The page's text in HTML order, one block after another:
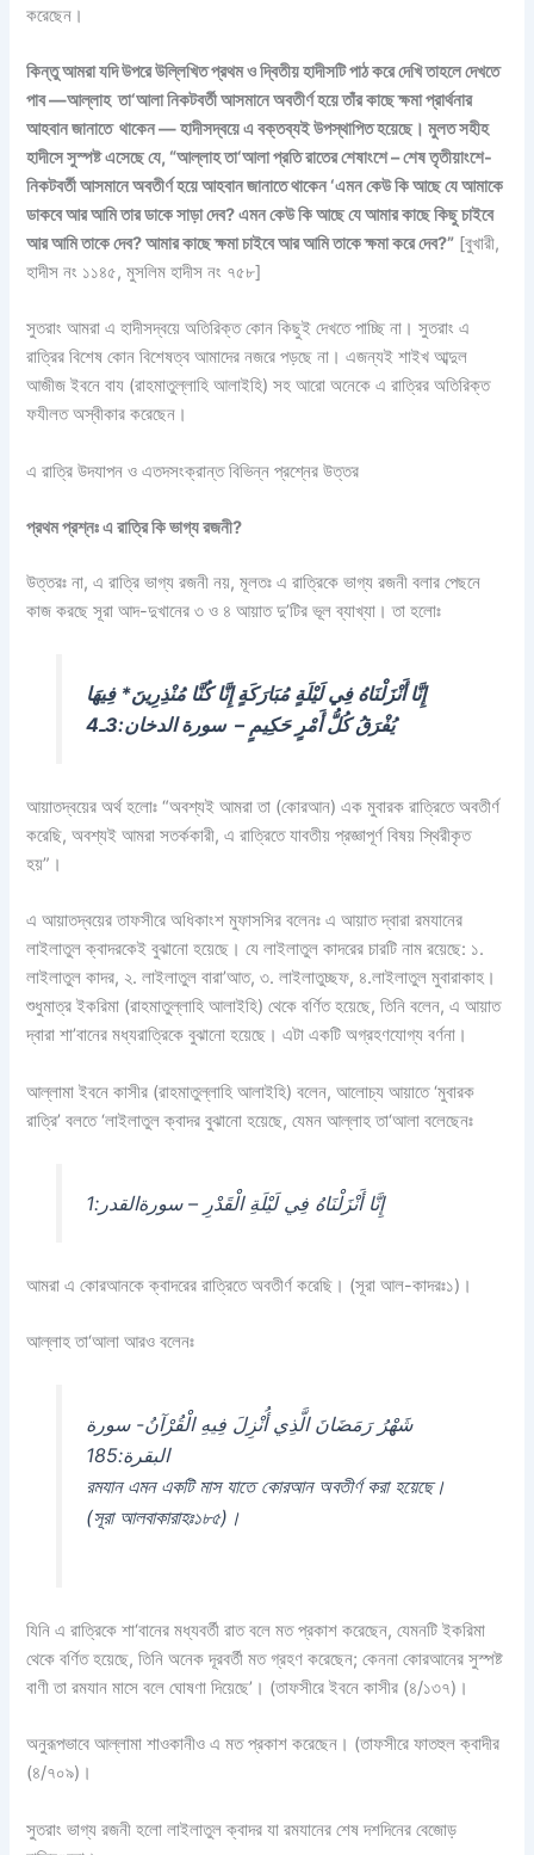
করেছেন।
কিন্তু আমরা যদি উপরে উল্লিখিত প্রথম ও দ্বিতীয় হাদীসটি পাঠ করে দেখি তাহলে দেখতে
পাব —আল্লাহ তা‘আলা নিকটবর্তী আসমানে অবতীর্ণ হয়ে তাঁর কাছে ক্ষমা প্রার্থনার
আহবান জানাতে থাকেন — হাদীসদ্বয়ে এ বক্তব্যই উপস্থাপিত হয়েছে। মুলত সহীহ
হাদীসে সুস্পষ্ট এসেছে যে, “আল্লাহ তা‘আলা প্রতি রাতের শেষাংশে – শেষ তৃতীয়াংশে-
নিকটবর্তী আসমানে অবতীর্ণ হয়ে আহবান জানাতে থাকেন ‘এমন কেউ কি আছে যে আমাকে
ডাকবে আর আমি তার ডাকে সাড়া দেব? এমন কেউ কি আছে যে আমার কাছে কিছু চাইবে
আর আমি তাকে দেব? আমার কাছে ক্ষমা চাইবে আর আমি তাকে ক্ষমা করে দেব?” [বুখারী,
হাদীস নং ১১৪৫, মুসলিম হাদীস নং ৭৫৮]
সুতরাং আমরা এ হাদীসদ্বয়ে অতিরিক্ত কোন কিছুই দেখতে পাচ্ছি না। সুতরাং এ
রাত্রির বিশেষ কোন বিশেষত্ব আমাদের নজরে পড়ছে না। এজন্যই শাইখ আব্দুল
আজীজ ইবনে বায (রাহমাতুল্লাহি আলাইহি) সহ আরো অনেকে এ রাত্রির অতিরিক্ত
ফযীলত অস্বীকার করেছেন।
এ রাত্রি উদযাপন ও এতদসংক্রান্ত বিভিন্ন প্রশ্নের উত্তর
প্রথম প্রশ্নঃ এ রাত্রি কি ভাগ্য রজনী?
উত্তরঃ না, এ রাত্রি ভাগ্য রজনী নয়, মূলতঃ এ রাত্রিকে ভাগ্য রজনী বলার পেছনে
কাজ করছে সূরা আদ-দুখানের ৩ ও ৪ আয়াত দু’টির ভূল ব্যাখ্যা। তা হলোঃ
إِنَّا أَنْزَلْنَاهُ فِي لَيْلَةٍ مُبَارَكَةٍ إِنَّا كُنَّا مُنْذِرِينَ* فِيهَا
يُفْرَقُ كُلُّ أَمْرٍ حَكِيمٍ – سورة الدخان:3ـ4
আয়াতদ্বয়ের অর্থ হলোঃ “অবশ্যই আমরা তা (কোরআন) এক মুবারক রাত্রিতে অবতীর্ণ
করেছি, অবশ্যই আমরা সতর্ককারী, এ রাত্রিতে যাবতীয় প্রজ্ঞাপূর্ণ বিষয় স্থিরীকৃত
হয়”।
এ আয়াতদ্বয়ের তাফসীরে অধিকাংশ মুফাসসির বলেনঃ এ আয়াত দ্বারা রমযানের
লাইলাতুল ক্বাদরকেই বুঝানো হয়েছে। যে লাইলাতুল কাদরের চারটি নাম রয়েছে: ১.
লাইলাতুল কাদর, ২. লাইলাতুল বারা’আত, ৩. লাইলাতুচ্ছফ, ৪.লাইলাতুল মুবারাকাহ।
শুধুমাত্র ইকরিমা (রাহমাতুল্লাহি আলাইহি) থেকে বর্ণিত হয়েছে, তিনি বলেন, এ আয়াত
দ্বারা শা’বানের মধ্যরাত্রিকে বুঝানো হয়েছে। এটা একটি অগ্রহণযোগ্য বর্ণনা।
আল্লামা ইবনে কাসীর (রাহমাতুল্লাহি আলাইহি) বলেন, আলোচ্য আয়াতে ‘মুবারক
রাত্রি’ বলতে ‘লাইলাতুল ক্বাদর বুঝানো হয়েছে, যেমন আল্লাহ তা‘আলা বলেছেনঃ
إِنَّا أَنْزَلْنَاهُ فِي لَيْلَةِ الْقَدْرِ – سورةالقدر:1
আমরা এ কোরআনকে ক্বাদরের রাত্রিতে অবতীর্ণ করেছি। (সূরা আল-কাদরঃ১)।
আল্লাহ তা‘আলা আরও বলেনঃ
شَهْرُ رَمَضَانَ الَّذِي أُنْزِلَ فِيهِ الْقُرْآنُ- سورة
البقرة:185
রমযান এমন একটি মাস যাতে কোরআন অবতীর্ণ করা হয়েছে।
(সূরা আলবাকারাহঃ১৮৫)।
যিনি এ রাত্রিকে শা‘বানের মধ্যবর্তী রাত বলে মত প্রকাশ করেছেন, যেমনটি ইকরিমা
থেকে বর্ণিত হয়েছে, তিনি অনেক দূরবর্তী মত গ্রহণ করেছেন; কেননা কোরআনের সুস্পষ্ট
বাণী তা রমযান মাসে বলে ঘোষণা দিয়েছে’। (তাফসীরে ইবনে কাসীর (৪/১৩৭)।
অনুরূপভাবে আল্লামা শাওকানীও এ মত প্রকাশ করেছেন। (তাফসীরে ফাতহুল ক্বাদীর
(৪/৭০৯)।
সুতরাং ভাগ্য রজনী হলো লাইলাতুল ক্বাদর যা রমযানের শেষ দশদিনের বেজোড়